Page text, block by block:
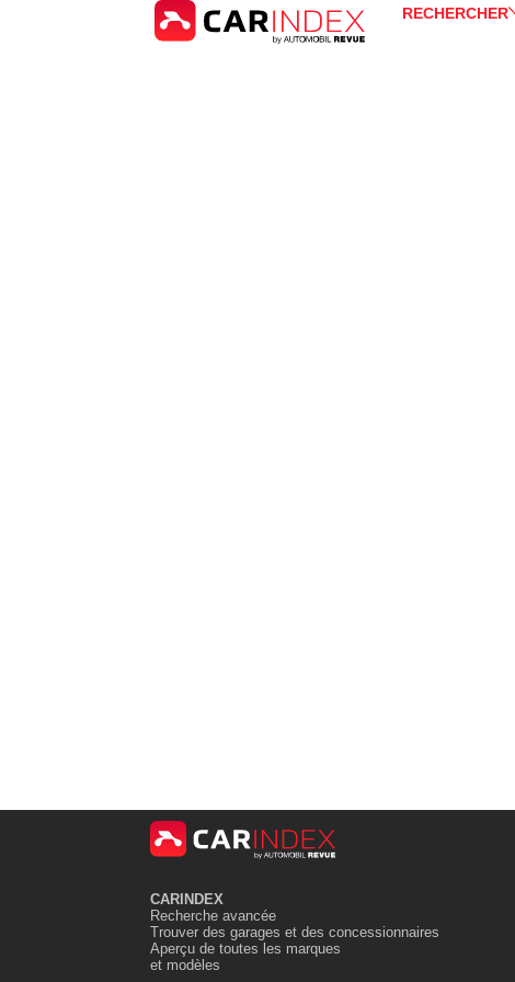
RECHERCHER
CARINDEX
Recherche avancée
Trouver des garages et des concessionnaires
Aperçu de toutes les marques
et modèles